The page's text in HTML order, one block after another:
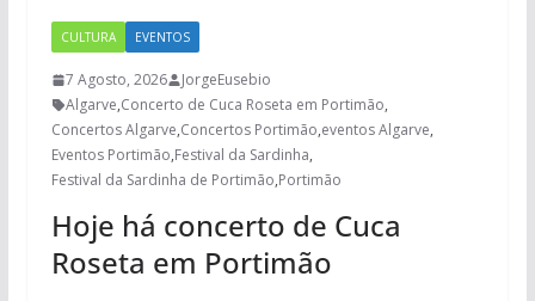
CULTURA EVENTOS
7 Agosto, 2026
JorgeEusebio
Algarve,Concerto de Cuca Roseta em Portimão,
Concertos Algarve,Concertos Portimão,eventos Algarve,
Eventos Portimão,Festival da Sardinha,
Festival da Sardinha de Portimão,Portimão
Hoje há concerto de Cuca
Roseta em Portimão